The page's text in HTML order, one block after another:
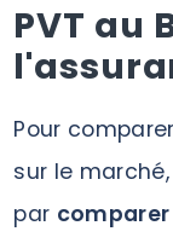
PVT au
Pour
sur le
par